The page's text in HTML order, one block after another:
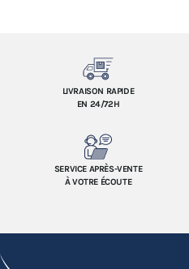
LIVRAISON RAPIDE
EN 24/72H
SERVICE APRÈS-VENTE
À VOTRE ÉCOUTE